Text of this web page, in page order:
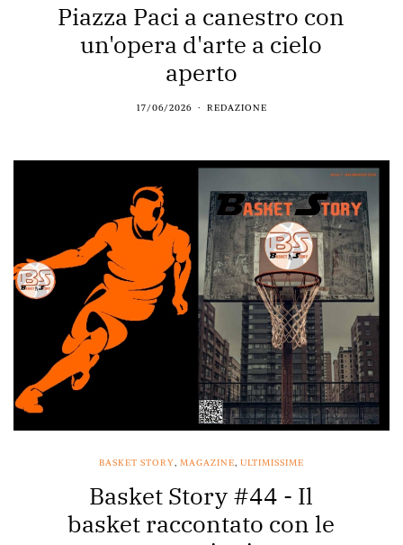
Piazza Paci a canestro con
un'opera d'arte a cielo
aperto
17/06/2026 REDAZIONE
BASKET STORY, MAGAZINE, ULTIMISSIME
Basket Story #44 - Il
basket raccontato con le